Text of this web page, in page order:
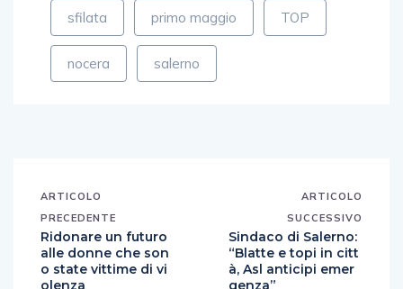
sfilata primo maggio TOP
nocera salerno
ARTICOLO
PRECEDENTE
Ridonare un futuro
alle donne che son
o state vittime di vi
olenza
ARTICOLO
SUCCESSIVO
Sindaco di Salerno:
“Blatte e topi in citt
à, Asl anticipi emer
genza”